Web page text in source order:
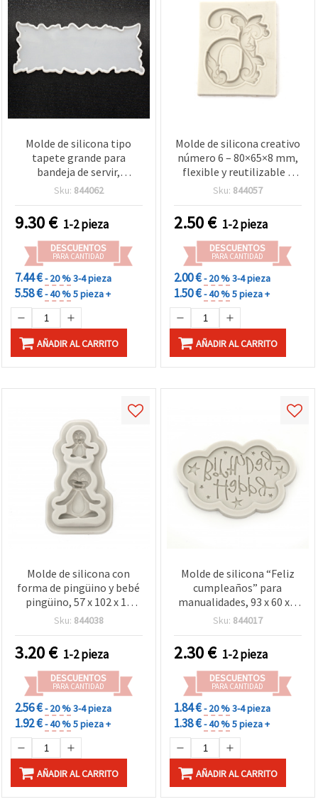
Molde de silicona tipo
tapete grande para
bandeja de servir,
370×170×10 mm, para
Sku: 844062
9.30€ 1-2 pieza
DESCUENTOS
PARA CANTIDAD
7.44 €- 20 %3-4 pieza
5.58 €- 40 %5 pieza +
AÑADIR AL CARRITO
Molde de silicona creativo
número 6 – 80×65×8 mm,
flexible y reutilizable –
Perfecto para resina
jabón y adornos DIY
Sku: 844057
2.50€ 1-2 pieza
DESCUENTOS
PARA CANTIDAD
2.00 €- 20 %3-4 pieza
1.50 €- 40 %5 pieza +
AÑADIR AL CARRITO
Molde de silicona con
forma de pingüino y bebé
pingüino, 57 x 102 x 17
mm
Sku: 844038
3.20€ 1-2 pieza
DESCUENTOS
PARA CANTIDAD
2.56 €- 20 %3-4 pieza
1.92 €- 40 %5 pieza +
AÑADIR AL CARRITO
Molde de silicona “Feliz
cumpleaños” para
manualidades, 93 x 60 x 8
mm
Sku: 844017
2.30€ 1-2 pieza
DESCUENTOS
PARA CANTIDAD
1.84 €- 20 %3-4 pieza
1.38 €- 40 %5 pieza +
AÑADIR AL CARRITO